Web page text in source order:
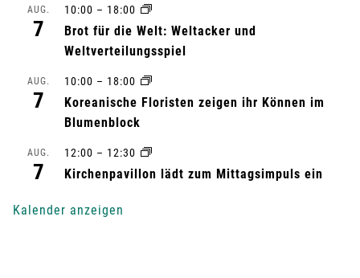
AUG.
7
10:00 – 18:00
Brot für die Welt: Weltacker und
Weltverteilungsspiel
AUG.
7
10:00 – 18:00
Koreanische Floristen zeigen ihr Können im
Blumenblock
AUG.
7
12:00 – 12:30
Kirchenpavillon lädt zum Mittagsimpuls ein
Kalender anzeigen